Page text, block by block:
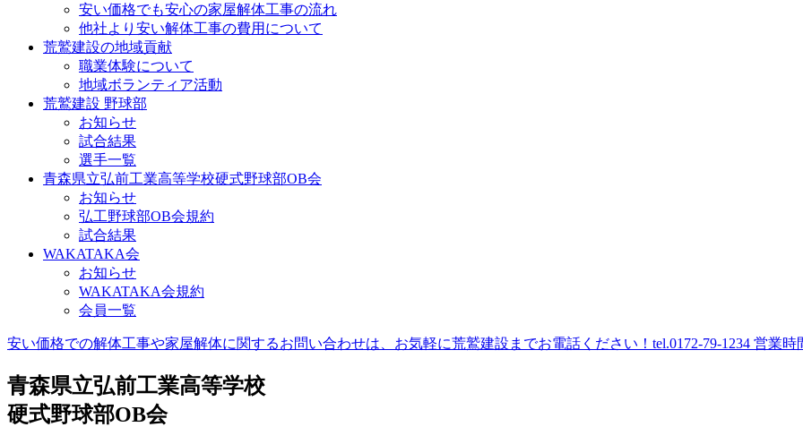
安い価格でも安心の家屋解体工事の流れ
他社より安い解体工事の費用について
荒鷲建設の地域貢献
職業体験について
地域ボランティア活動
荒鷲建設 野球部
お知らせ
試合結果
選手一覧
青森県立弘前工業高等学校硬式野球部OB会
お知らせ
弘工野球部OB会規約
試合結果
WAKATAKA会
お知らせ
WAKATAKA会規約
会員一覧
安い価格での解体工事や家屋解体に関するお問い合わせは、お気軽に荒鷲建設までお電話ください！tel.0172-79-1234 営業時
青森県立弘前工業高等学校
硬式野球部OB会